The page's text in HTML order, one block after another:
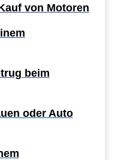
von Motoren
beim
oder Auto